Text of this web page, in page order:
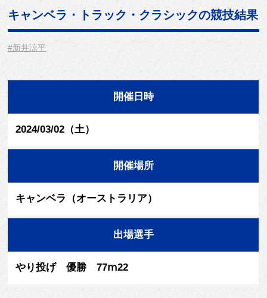
キャンベラ・トラック・クラシックの競技結果
#新井涼平
開催日時
2024/03/02（土）
開催場所
キャンベラ（オーストラリア）
出場選手
やり投げ 優勝 77ⅿ22